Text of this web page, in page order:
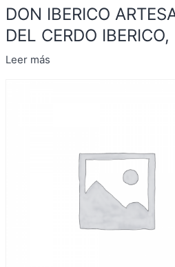
DON IBERICO
DEL CERDO IBERICO,
Leer más